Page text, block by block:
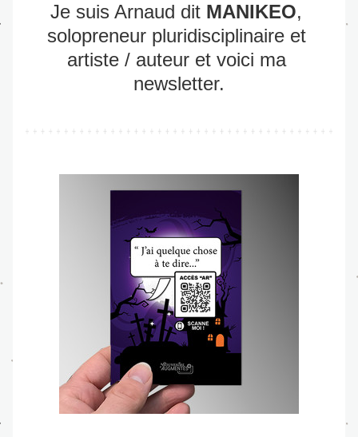
Je suis Arnaud dit MANIKEO,
solopreneur pluridisciplinaire et
artiste / auteur et voici ma
newsletter.